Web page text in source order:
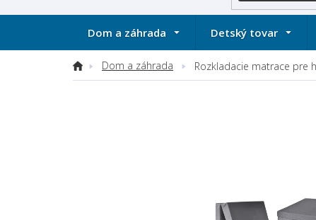
Dom a záhrada Detský tovar
DomovDom a záhrada Rozkladacie matrace pre